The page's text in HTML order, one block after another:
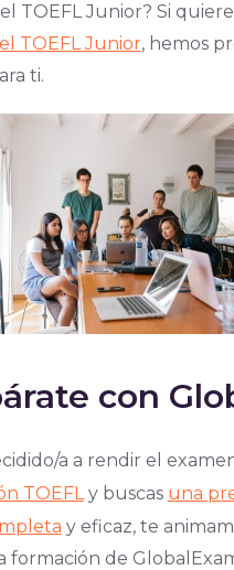
TOEFL Junior? Si
TOEFL Junior, hemos
ti.
con
a a rendir el exa
TOEFLy buscas una
y eficaz, te
formación de